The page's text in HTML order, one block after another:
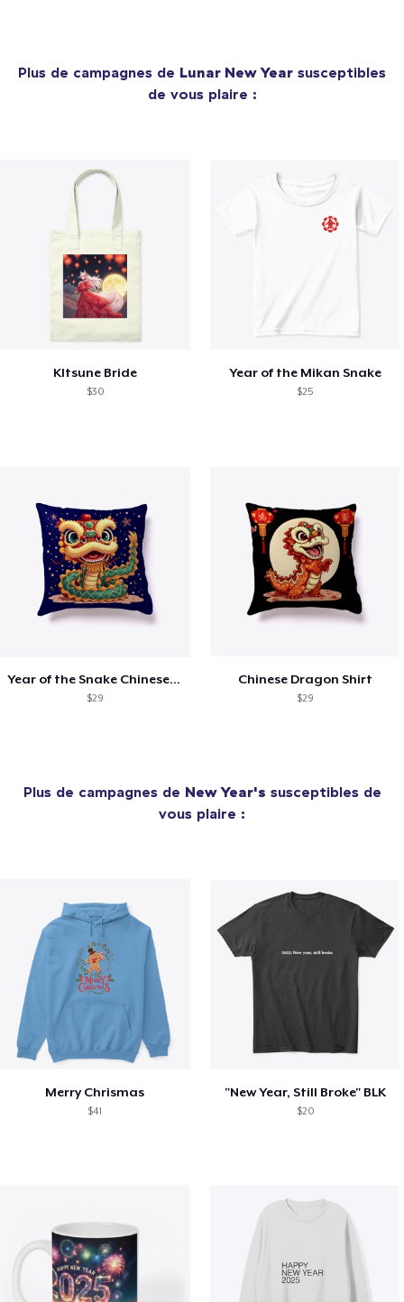
Plus de campagnes de Lunar New Year susceptibles
de vous plaire :
KItsune Bride
$30
Year of the Mikan Snake
$25
Year of the Snake Chinese New Year
$29
Chinese Dragon Shirt
$29
Plus de campagnes de New Year's susceptibles de
vous plaire :
Merry Chrismas
$41
"New Year, Still Broke" BLK
$20